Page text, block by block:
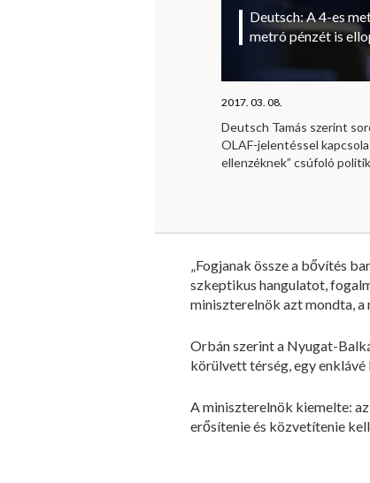
Deutsch: A 4-es
metró pénzét is
2017. 03. 08.
Deutsch Tamás szerint
OLAF-jelentéssel
ellenzéknek” csúfoló
„Fogjanak össze a bővítés
szkeptikus hangulatot,
miniszterelnök azt mondta, a
Orbán szerint a Nyugat-
körülvett térség, egy
A miniszterelnök kiemelte:
erősítenie és közvetítenie